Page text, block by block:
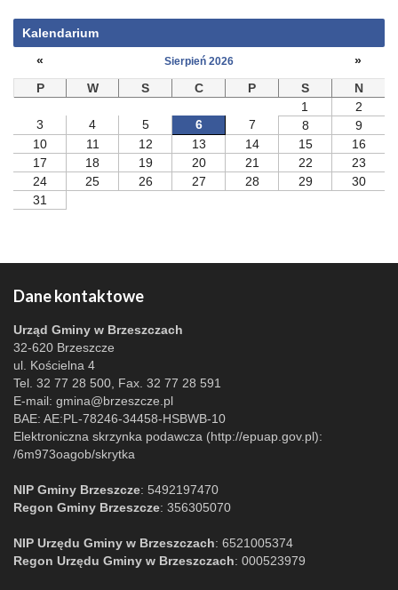
Kalendarium
«
Sierpień 2026
»
P
W S C P S
N
1
2
3
4 5 6 7 8
9
10
11 12 13 14 15
16
17
18 19 20 21 22
23
24
25 26 27 28 29
30
31
Dane kontaktowe
Urząd Gminy w Brzeszczach
32-620 Brzeszcze
ul. Kościelna 4
Tel. 32 77 28 500, Fax. 32 77 28 591
E-mail: gmina@brzeszcze.pl
BAE: AE:PL-78246-34458-HSBWB-10
Elektroniczna skrzynka podawcza (http://epuap.gov.pl):
/6m973oagob/skrytka
NIP Gminy Brzeszcze: 5492197470
Regon Gminy Brzeszcze: 356305070
NIP Urzędu Gminy w Brzeszczach: 6521005374
Regon Urzędu Gminy w Brzeszczach: 000523979